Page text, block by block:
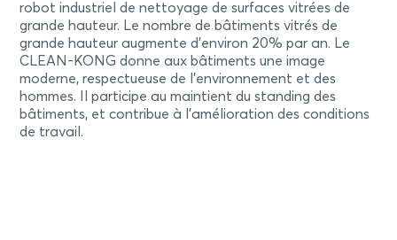
robot industriel de nettoyage de surfaces vitrées de
grande hauteur. Le nombre de bâtiments vitrés de
grande hauteur augmente d’environ 20% par an. Le
CLEAN-KONG donne aux bâtiments une image
moderne, respectueuse de l’environnement et des
hommes. Il participe au maintient du standing des
bâtiments, et contribue à l’amélioration des conditions
de travail.